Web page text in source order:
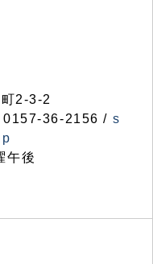
2-3-2
36-2156 / s
午後